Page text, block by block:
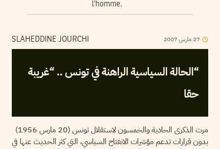
l’homme.
SLAHEDDINE JOURCHI 27 مارس2007
“الحالة السياسية الراهنة في تونس .. “غريبة
حقا
مرت الذكرى الحادية والخمسون لاستقلال تونس (20 مارس 1956)
بدون قرارات تدعم مؤشرات الانفتاح السياسي، التي كثر الحديث عنها في